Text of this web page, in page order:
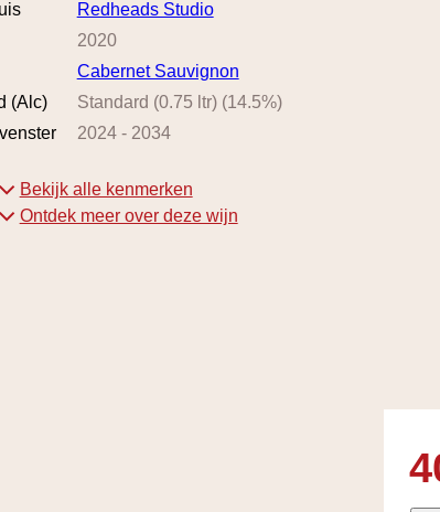
Redheads Studio
2020
Cabernet Sauvignon
(Alc)
Standard (0.75 ltr)(14.5%)
2024- 2034
Bekijk alle kenmerken
Ontdek meer over deze wijn